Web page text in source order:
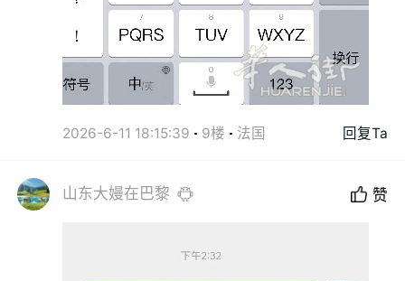
2026-6-11 18:15:39 9楼 法国 回复Ta
山东大嫚在巴黎 赞